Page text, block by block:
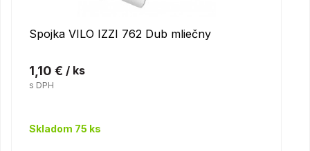
Spojka VILO IZZI 762 Dub mliečny
1,10 € / ks
s DPH
Skladom 75 ks